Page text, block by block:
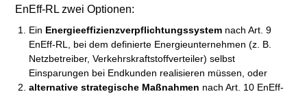
EnEff-RL zwei Optionen:
Ein Energieeffizienzverpflichtungssystem nach Art. 9
EnEff-RL, bei dem definierte Energieunternehmen (z. B.
Netzbetreiber, Verkehrskraftstoffverteiler) selbst
Einsparungen bei Endkunden realisieren müssen, oder
alternative strategische Maßnahmen nach Art. 10 EnEff-